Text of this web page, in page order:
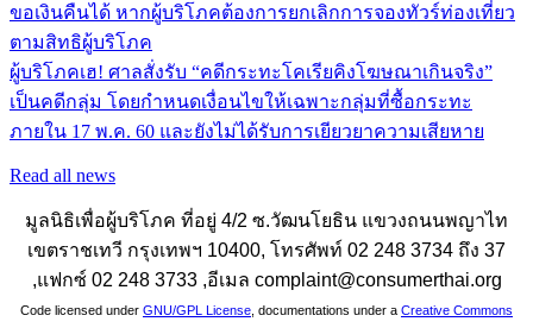
ขอเงินคืนได้ หากผู้บริโภคต้องการยกเลิกการจองทัวร์ท่องเที่ยว
ตามสิทธิผู้บริโภค
ผู้บริโภคเฮ! ศาลสั่งรับ “คดีกระทะโคเรียคิงโฆษณาเกินจริง”
เป็นคดีกลุ่ม โดยกำหนดเงื่อนไขให้เฉพาะกลุ่มที่ซื้อกระทะ
ภายใน 17 พ.ค. 60 และยังไม่ได้รับการเยียวยาความเสียหาย
Read all news
มูลนิธิเพื่อผู้บริโภค ที่อยู่ 4/2 ซ.วัฒนโยธิน แขวงถนนพญาไท
เขตราชเทวี กรุงเทพฯ 10400, โทรศัพท์ 02 248 3734 ถึง 37
,แฟกซ์ 02 248 3733 ,อีเมล complaint@consumerthai.org
Code licensed under GNU/GPL License , documentations under a Creative Commons